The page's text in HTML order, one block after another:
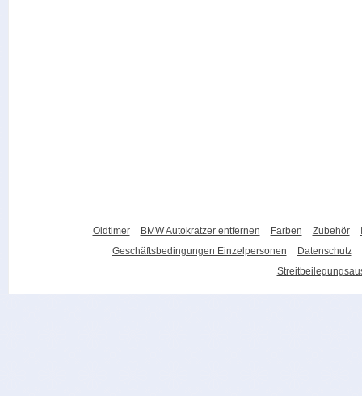
Oldtimer BMW Autokratzer entfernen Farben Zubehör
Geschäftsbedingungen Einzelpersonen
Datenschutz